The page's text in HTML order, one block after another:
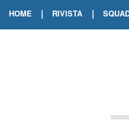
HOME | RIVISTA |